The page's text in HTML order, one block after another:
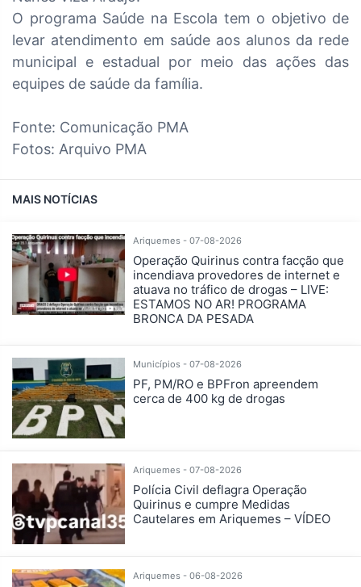
O programa Saúde na Escola tem o objetivo de
levar atendimento em saúde aos alunos da rede
municipal e estadual por meio das ações das
equipes de saúde da família.
Fonte: Comunicação PMA
Fotos: Arquivo PMA
MAIS NOTÍCIAS
Ariquemes - 07-08-2026
Operação Quirinus contra facção que
incendiava provedores de internet e
atuava no tráfico de drogas – LIVE:
ESTAMOS NO AR! PROGRAMA
BRONCA DA PESADA
Municípios - 07-08-2026
PF, PM/RO e BPFron apreendem
cerca de 400 kg de drogas
Ariquemes - 07-08-2026
Polícia Civil deflagra Operação
Quirinus e cumpre Medidas
Cautelares em Ariquemes – VÍDEO
Ariquemes - 06-08-2026